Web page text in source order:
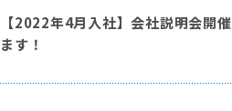
【2022年4月入社】会社説明会開
ます！